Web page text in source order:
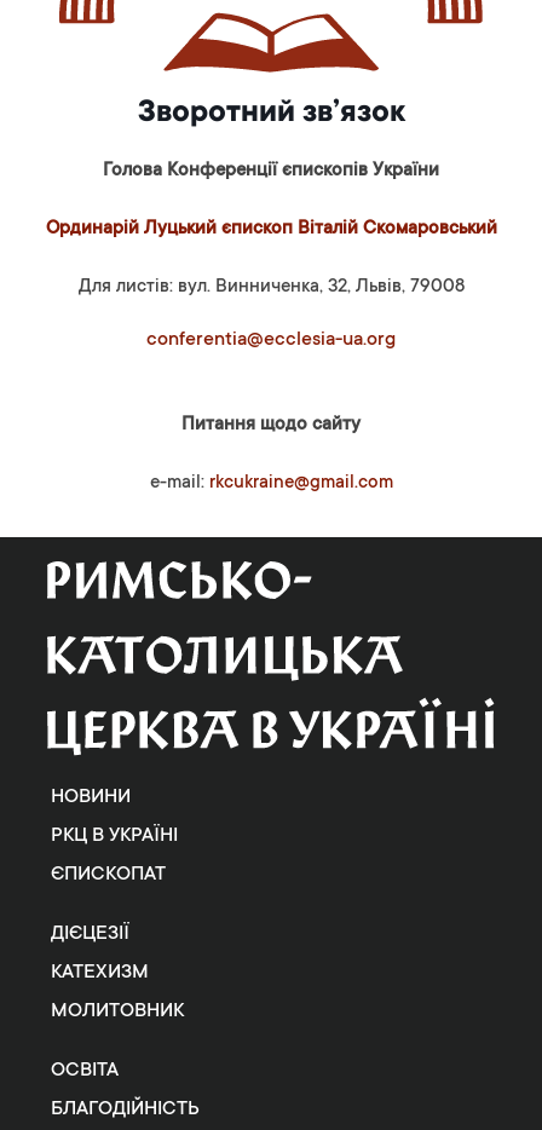
Зворотний зв’язок
Голова Конференції єпископів України
Ординарій Луцький єпископ Віталій Скомаровський
Для листів: вул. Винниченка, 32, Львів, 79008
conferentia@ecclesia-ua.org
Питання щодо сайту
e-mail: rkcukraine@gmail.com
НОВИНИ
РКЦ В УКРАЇНІ
ЄПИСКОПАТ
ДІЄЦЕЗІЇ
КАТЕХИЗМ
МОЛИТОВНИК
ОСВІТА
БЛАГОДІЙНІСТЬ